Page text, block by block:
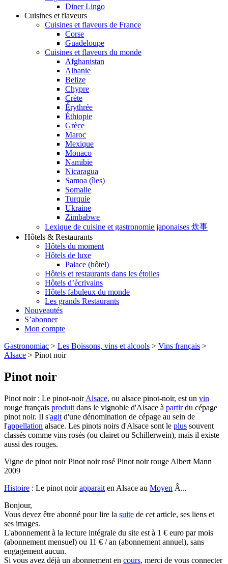
Diner Lingo
Cuisines et flaveurs
Cuisines et flaveurs de France
Corse
Guadeloupe
Cuisines et flaveurs du monde
Afghanistan
Albanie
Belize
Chypre
Crète
Érythrée
Éthiopie
Grèce
Maroc
Mexique
Monaco
Namibie
Nicaragua
Samoa (îles)
Somalie
Turquie
Ukraine
Zimbabwe
Lexique de cuisine et gastronomie japonaises 炊事
Hôtels & Restaurants
Hôtels du moment
Hôtels de luxe
Palace (hôtel)
Hôtels et restaurants dans les étoiles
Hôtels d’écrivains
Hôtels fabuleux du monde
Les grands Restaurants
Nouveautés
S’abonner
Mon compte
Gastronomiac > Les Boissons, vins et alcools > Vins français >
Alsace > Pinot noir
Pinot noir
Pinot noir : Le pinot-noirAlsace, ou alsace pinot-noir, est un vin
rouge français produit dans le vignoble d'Alsace à partirdu cépage
pinot noir. Il s'agit d'une dénomination de cépage au sein de
l'appellation alsace. Les pinots noirs d'Alsace sont le plus souvent
classés comme vins rosés (ou clairet ou Schillerwein), mais il existe
aussi des rouges.
Vigne de pinot noir Pinot noir rosé Pinot noir rouge Albert Mann
2009
Histoire : Le pinot noirapparait en Alsace au Moyen Â...
Bonjour,
Vous devez être abonné pour lire la suite de cet article, ses liens et
ses images.
L'abonnement à la lecture intégrale du site est à 1 € euro par mois
(abonnement mensuel) ou 11 € / an (abonnement annuel), sans
engagement aucun.
Si vous avez déjà un abonnement en cours, merci de vous connecter